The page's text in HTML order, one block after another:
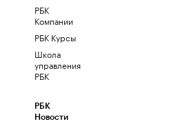
РБК
Компании
РБК Курсы
Школа
управления
РБК
РБК
Новости